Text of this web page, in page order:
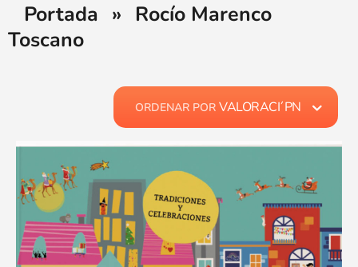
Portada » Rocío Marenco
Toscano
ORDENAR PORVALORACI´PN